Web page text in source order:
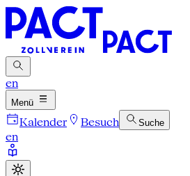
en
Menü
Kalender Besuch Suche
en